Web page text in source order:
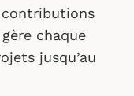
contributions
chaque
jusqu’au